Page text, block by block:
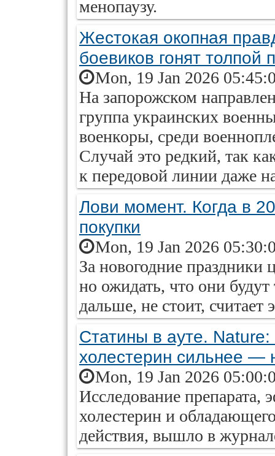
менопаузу.
Жестокая окопная
боевиков гонят толпой
Mon, 19 Jan 2026
На запорожском
группа украинских
военкоры, среди
Случай это редкий, так
к передовой линии даже
Лови момент. Когда в
покупки
Mon, 19 Jan 2026
За новогодние
но ожидать, что они
дальше, не стоит, считает
Статины в ауте.
холестерин сильнее —
Mon, 19 Jan 2026
Исследование
холестерин и
действия, вышло в